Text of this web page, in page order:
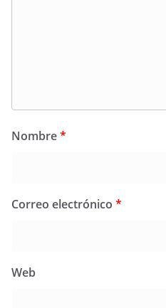
Nombre*
Correo electrónico *
Web